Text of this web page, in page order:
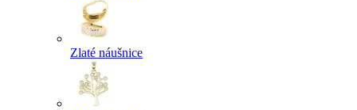
Zlaté náušnice